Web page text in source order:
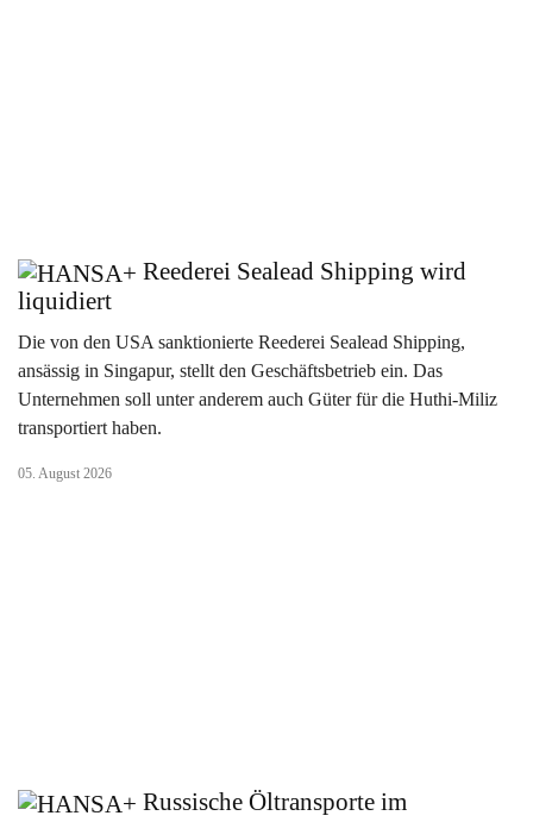
Reederei Sealead Shipping wird
liquidiert
Die von den USA sanktionierte Reederei Sealead Shipping,
ansässig in Singapur, stellt den Geschäftsbetrieb ein. Das
Unternehmen soll unter anderem auch Güter für die Huthi-Miliz
transportiert haben.
05. August 2026
Russische Öltransporte im